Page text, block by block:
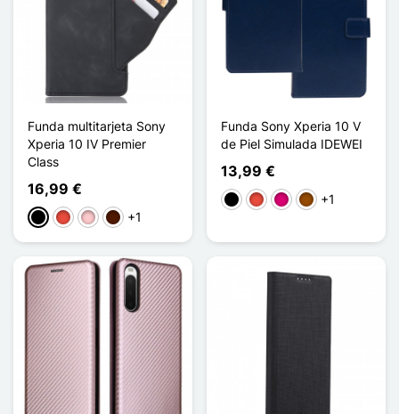
Funda multitarjeta Sony
Xperia 10 IV Premier
Class
16,99 €
NegroRojoRosaMarrón oscuro
+1
Funda Sony Xperia 10 V
de Piel Simulada IDEWEI
13,99 €
NegroRojoMagenta
Marrón
+1